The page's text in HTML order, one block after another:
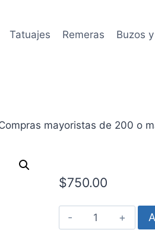
Tatuajes Remeras Buzos
mayoristas de 200 o
$750.00
We
Bare